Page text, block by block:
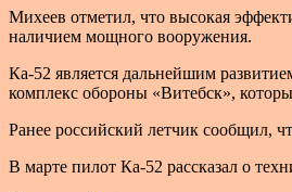
Михеев отметил, что высокая
наличием мощного вооружения.
Ка-52 является дальнейшим
комплекс обороны «Витебск»,
Ранее российский летчик сообщил,
В марте пилот Ка-52 рассказал о